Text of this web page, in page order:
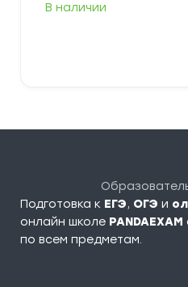
В наличии
Подготовка к ЕГЭ, ОГЭ и
онлайн школе PANDAEXAM
по всем предметам.